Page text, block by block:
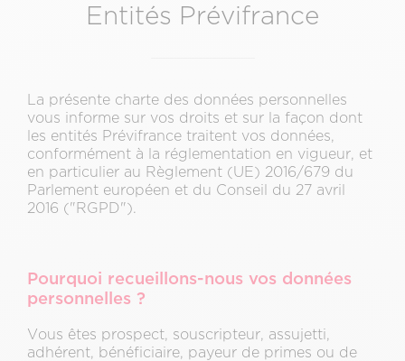
Entités Prévifrance
La présente charte des données personnelles
vous informe sur vos droits et sur la façon dont
les entités Prévifrance traitent vos données,
conformément à la réglementation en vigueur, et
en particulier au Règlement (UE) 2016/679 du
Parlement européen et du Conseil du 27 avril
2016 ("RGPD").
Pourquoi recueillons-nous vos données
personnelles ?
Vous êtes prospect, souscripteur, assujetti,
adhérent, bénéficiaire, payeur de primes ou de